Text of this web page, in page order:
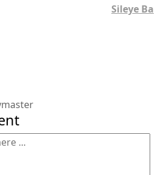
Sileye Ba